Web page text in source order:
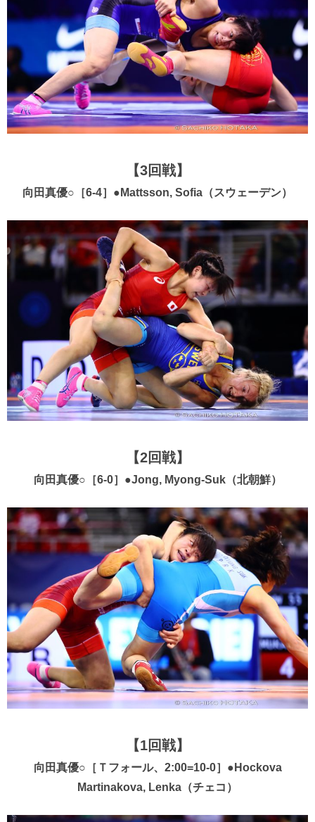
【3回戦】
向田真優○［6-4］●Mattsson, Sofia（スウェーデン）
【2回戦】
向田真優○［6-0］●Jong, Myong-Suk（北朝鮮）
【1回戦】
向田真優○［Ｔフォール、2:00=10-0］●Hockova
Martinakova, Lenka（チェコ）